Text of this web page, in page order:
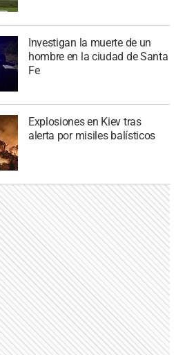
Investigan la muerte de un
hombre en la ciudad de Santa
Fe
Explosiones en Kiev tras
alerta por misiles balísticos